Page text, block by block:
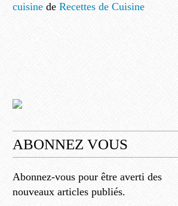
cuisine de Recettes de Cuisine
ABONNEZ VOUS
Abonnez-vous pour être averti des
nouveaux articles publiés.